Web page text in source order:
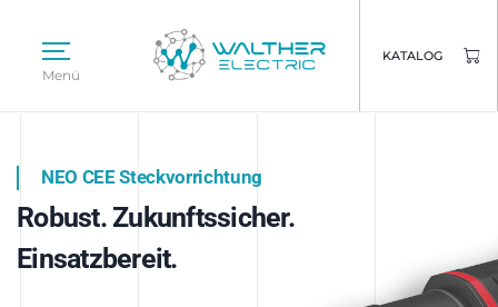
Menü
KATALOG
Intelligente Stromverteilung
NEO CEE Steckvorrichtung
Robust. Zukunftssicher.
Einsatzbereit.
Intelligenz trifft Energie.